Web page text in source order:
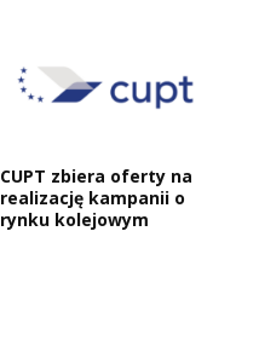
CUPT zbiera oferty na
realizację kampanii o
rynku kolejowym